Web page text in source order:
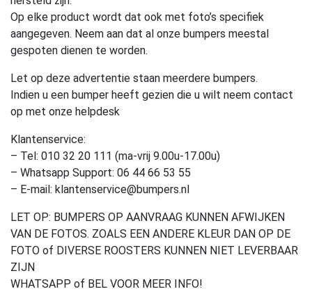
Op elke product wordt dat ook met foto’s specifiek
aangegeven. Neem aan dat al onze bumpers meestal
gespoten dienen te worden.
Let op deze advertentie staan meerdere bumpers.
Indien u een bumper heeft gezien die u wilt neem contact
op met onze helpdesk
Klantenservice:
– Tel: 010 32 20 111 (ma-vrij 9.00u-17.00u)
– Whatsapp Support: 06 44 66 53 55
– E-mail: klantenservice@bumpers.nl
LET OP: BUMPERS OP AANVRAAG KUNNEN AFWIJKEN
VAN DE FOTOS. ZOALS EEN ANDERE KLEUR DAN OP DE
FOTO of DIVERSE ROOSTERS KUNNEN NIET LEVERBAAR
ZIJN
WHATSAPP of BEL VOOR MEER INFO!